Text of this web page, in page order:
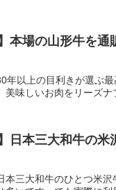
本場の山形牛を
年以上の目利きが選ぶ
味しいお肉をリーズナ
日本三大和牛の
本三大和牛のひとつ米